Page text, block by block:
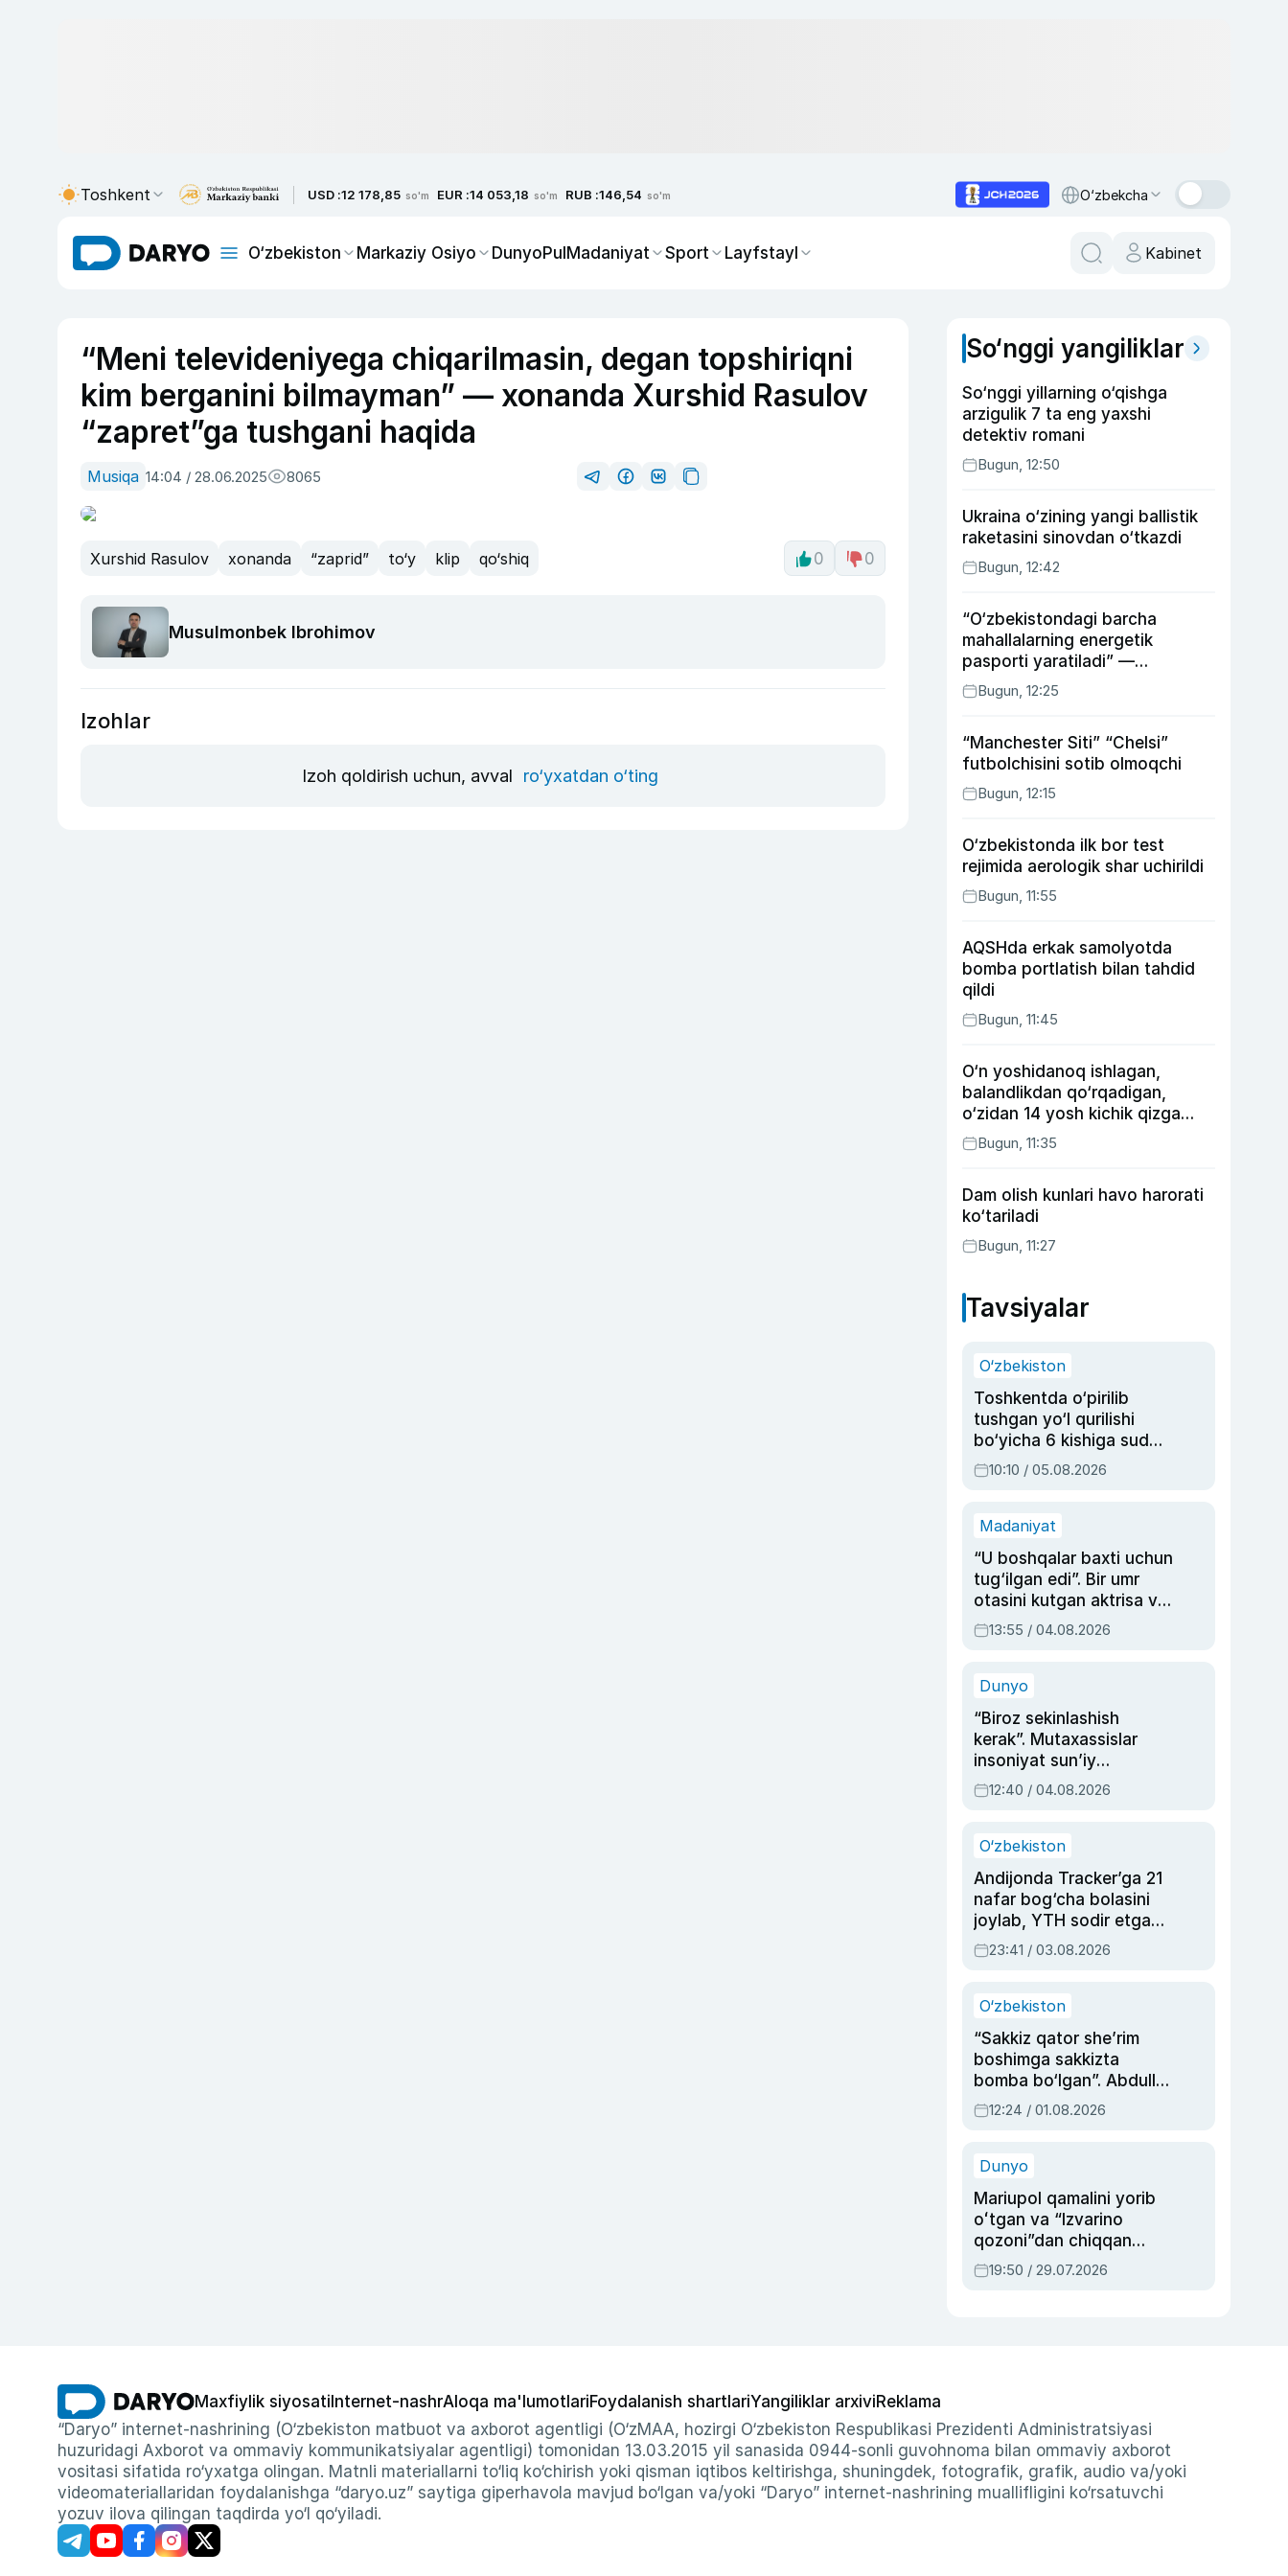
Toshkent USD :12 178,85 so'm EUR :14 053,18 so'm RUB :146,54 so'm O‘zbekcha
O‘zbekiston Markaziy Osiyo DunyoPulMadaniyat Sport Layfstayl Kabinet
“Meni televideniyega chiqarilmasin, degan topshiriqni
kim berganini bilmayman” — xonanda Xurshid Rasulov
“zapret”ga tushgani haqida
Musiqa 14:04 / 28.06.2025 8065
Xurshid Rasulov xonanda “zaprid” to‘y klip qo‘shiq 0 0
Musulmonbek Ibrohimov
Izohlar
Izoh qoldirish uchun, avval ro‘yxatdan o‘ting
So‘nggi yangiliklar
So‘nggi yillarning o‘qishga
arzigulik 7 ta eng yaxshi
detektiv romani
Bugun, 12:50
Ukraina o‘zining yangi ballistik
raketasini sinovdan o‘tkazdi
Bugun, 12:42
“O‘zbekistondagi barcha
mahallalarning energetik
pasporti yaratiladi” —
energetika vaziri
Bugun, 12:25
“Manchester Siti” “Chelsi”
futbolchisini sotib olmoqchi
Bugun, 12:15
O‘zbekistonda ilk bor test
rejimida aerologik shar uchirildi
Bugun, 11:55
AQSHda erkak samolyotda
bomba portlatish bilan tahdid
qildi
Bugun, 11:45
O‘n yoshidanoq ishlagan,
balandlikdan qo‘rqadigan,
o‘zidan 14 yosh kichik qizga
uylangan Yorqinxo‘ja Umarov
34 yoshda
Bugun, 11:35
Dam olish kunlari havo harorati
ko‘tariladi
Bugun, 11:27
Tavsiyalar
O‘zbekiston
Toshkentda o‘pirilib
tushgan yo‘l qurilishi
bo‘yicha 6 kishiga sud
hukmi o‘qildi
10:10 / 05.08.2026
Madaniyat
“U boshqalar baxti uchun
tug‘ilgan edi”. Bir umr
otasini kutgan aktrisa va
dublyaj ustasi Rimma
Ahmedovaning
13:55 / 04.08.2026
Dunyo
“Biroz sekinlashish
kerak”. Mutaxassislar
insoniyat sun’iy
intellektni boshqara
olmay qolishidan xavotir
12:40 / 04.08.2026
O‘zbekiston
Andijonda Tracker’ga 21
nafar bog‘cha bolasini
joylab, YTH sodir etgan
ayolga sud hukmi o‘qildi
23:41 / 03.08.2026
O‘zbekiston
“Sakkiz qator she’rim
boshimga sakkizta
bomba bo‘lgan”. Abdulla
Oripovni siyosiy
ayblovlardan asrab
12:24 / 01.08.2026
Dunyo
Mariupol qamalini yorib
oʻtgan va “Izvarino
qozoni”dan chiqqan
qahramon — Ukraina
armiyasi bosh
19:50 / 29.07.2026
Maxfiylik siyosati Internet-nashrAloqa ma'lumotlariFoydalanish shartlariYangiliklar arxiviReklama
“Daryo” internet-nashrining (O‘zbekiston matbuot va axborot agentligi (O‘zMAA, hozirgi O‘zbekiston Respublikasi Prezidenti Administratsiyasi
huzuridagi Axborot va ommaviy kommunikatsiyalar agentligi) tomonidan 13.03.2015 yil sanasida 0944-sonli guvohnoma bilan ommaviy axborot
vositasi sifatida ro‘yxatga olingan. Matnli materiallarni to‘liq ko‘chirish yoki qisman iqtibos keltirishga, shuningdek, fotografik, grafik, audio va/yoki
videomateriallaridan foydalanishga “daryo.uz” saytiga giperhavola mavjud bo‘lgan va/yoki “Daryo” internet-nashrining muallifligini ko‘rsatuvchi
yozuv ilova qilingan taqdirda yo‘l qo‘yiladi.